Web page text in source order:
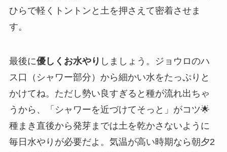
ひらで軽くトントンと土を押さえて密着させま
す。
最後に優しくお水やり しましょう。ジョウロのハ
ス口（シャワー部分）から細かい水をたっぷりと
かけてね。ただし勢い良すぎると種が流れ出ちゃ
うから、「シャワーを近づけてそっと」がコツ🌟
種まき直後から発芽までは土を乾かさないように
毎日水やりが必要だよ。気温が高い時期なら朝夕2